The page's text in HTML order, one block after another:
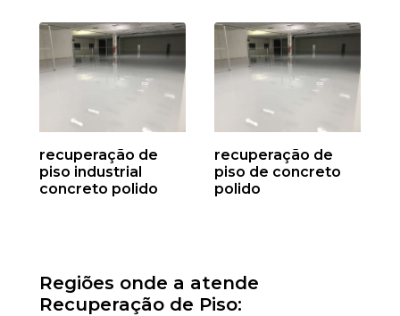
recuperação de
piso industrial
concreto polido
recuperação de
piso de concreto
polido
Regiões onde a atende
Recuperação de Piso: